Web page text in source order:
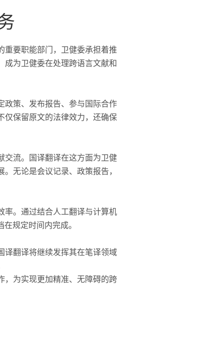
重要职能部门，卫健委承担着推
成为卫健委在处理跨语言文献和
政策、发布报告、参与国际合作
仅保留原文的法律效力，还确保
交流。国译翻译在这方面为卫健
无论是会议记录、政策报告，
率。通过结合人工翻译与计算机
规定时间内完成。
译翻译将继续发挥其在笔译领域
，为实现更加精准、无障碍的跨